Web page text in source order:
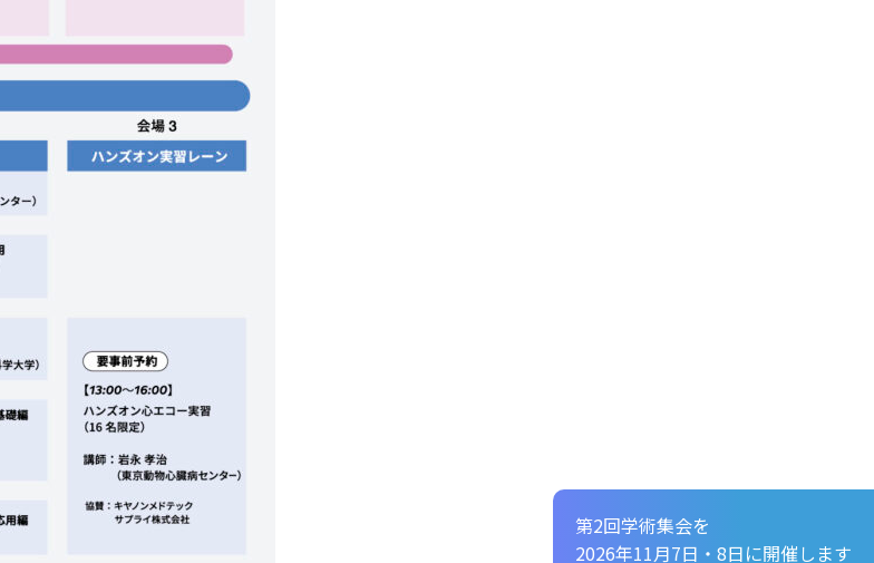
第2回学術集会を
2026年11月7日・8日に開催します